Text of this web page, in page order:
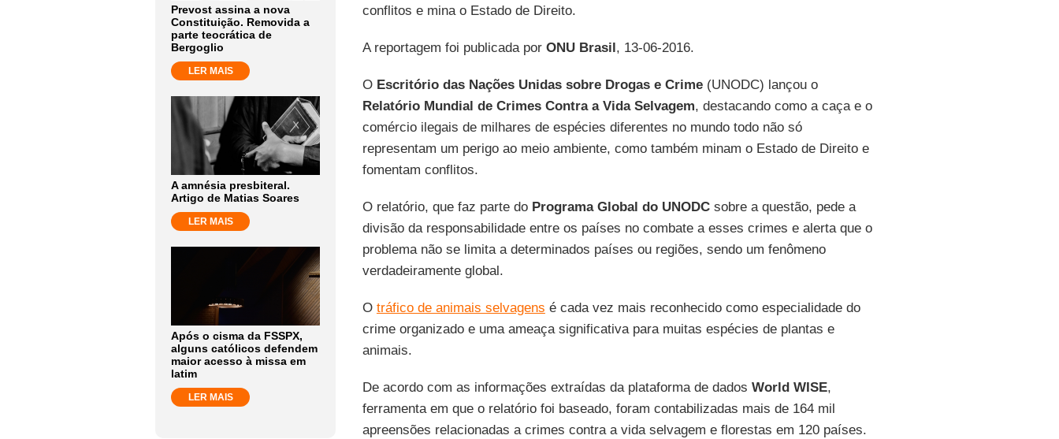
Prevost assina a nova
Constituição. Removida a
parte teocrática de
Bergoglio
LER MAIS
A amnésia presbiteral.
Artigo de Matias Soares
LER MAIS
Após o cisma da FSSPX,
alguns católicos defendem
maior acesso à missa em
latim
LER MAIS
conflitos e mina o Estado de Direito.
A reportagem foi publicada por ONU Brasil, 13-06-2016.
O Escritório das Nações Unidas sobre Drogas e Crime(UNODC) lançou o
Relatório Mundial de Crimes Contra a Vida Selvagem, destacando como a caça e o
comércio ilegais de milhares de espécies diferentes no mundo todo não só
representam um perigo ao meio ambiente, como também minam o Estado de Direito e
fomentam conflitos.
O relatório, que faz parte do Programa Global do UNODCsobre a questão, pede a
divisão da responsabilidade entre os países no combate a esses crimes e alerta que o
problema não se limita a determinados países ou regiões, sendo um fenômeno
verdadeiramente global.
O tráfico de animais selvagens é cada vez mais reconhecido como especialidade do
crime organizado e uma ameaça significativa para muitas espécies de plantas e
animais.
De acordo com as informações extraídas da plataforma de dados World WISE,
ferramenta em que o relatório foi baseado, foram contabilizadas mais de 164 mil
apreensões relacionadas a crimes contra a vida selvagem e florestas em 120 países.